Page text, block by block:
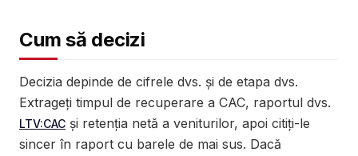
Cum să decizi
Decizia depinde de cifrele dvs. și de etapa dvs.
Extrageți timpul de recuperare a CAC, raportul dvs.
LTV:CAC și retenția netă a veniturilor, apoi citiți-le
sincer în raport cu barele de mai sus. Dacă